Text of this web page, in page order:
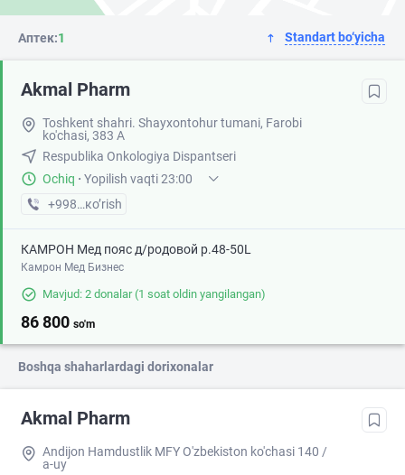
Аптек:1 Standart bo‘yicha
Akmal Pharm
Toshkent shahri. Shayxontohur tumani, Farobi
ko'chasi, 383 A
Respublika Onkologiya Dispantseri
Ochiq · Yopilish vaqti 23:00
+998 (99) XXX-XX-XX
кo’rish
КАМРОН Мед пояс д/родовой р.48-50L
Камрон Мед Бизнес
Mavjud: 2 donalar(1 soat oldin yangilangan)
86 800 so'm
Boshqa shaharlardagi dorixonalar
Akmal Pharm
Andijon Hamdustlik MFY O'zbekiston ko'chasi 140 /
a-uy